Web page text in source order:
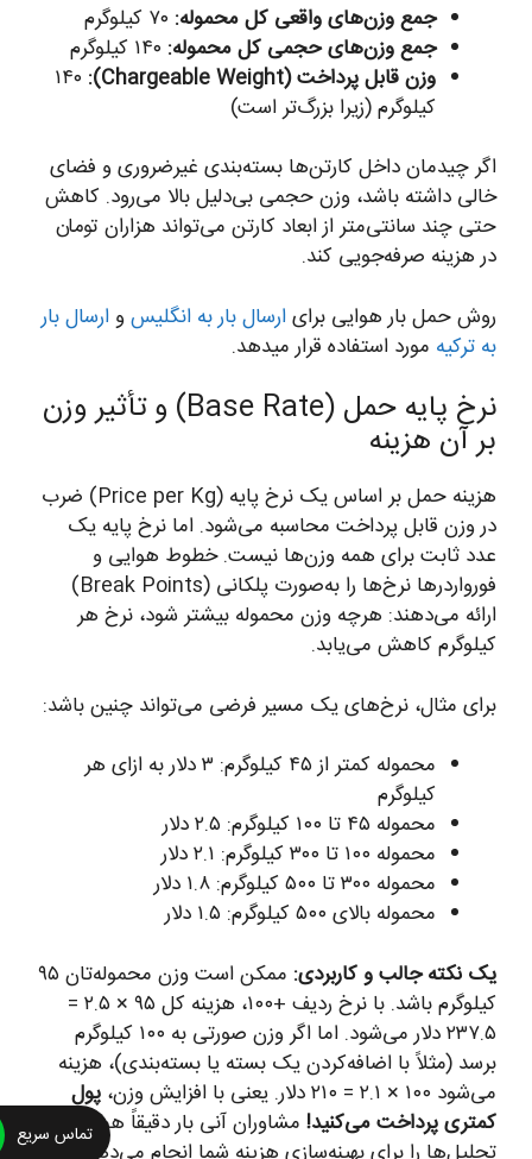
جمع وزن‌های واقعی کل محموله:۷۰ کیلوگرم
جمع وزن‌های حجمی کل محموله:۱۴۰ کیلوگرم
وزن قابل پرداخت (Chargeable Weight):
۱۴۰
کیلوگرم (زیرا بزرگ‌تر است)
اگر چیدمان داخل کارتن‌ها بسته‌بندی غیرضروری و فضای
خالی داشته باشد، وزن حجمی بی‌دلیل بالا می‌رود. کاهش
حتی چند سانتی‌متر از ابعاد کارتن می‌تواند هزاران تومان
در هزینه صرفه‌جویی کند.
روش حمل بار هوایی برایارسال بار به انگلیسوارسال بار
به ترکیهمورد استفاده قرار میدهد.
نرخ پایه حمل (Base Rate) و تأثیر وزن
بر آن هزینه
هزینه حمل بر اساس یک نرخ پایه (Price per Kg) ضرب
در وزن قابل پرداخت محاسبه می‌شود. اما نرخ پایه یک
عدد ثابت برای همه وزن‌ها نیست. خطوط هوایی و
فورواردرها نرخ‌ها را به‌صورت پلکانی (Break Points)
ارائه می‌دهند: هرچه وزن محموله بیشتر شود، نرخ هر
کیلوگرم کاهش می‌یابد.
برای مثال، نرخ‌های یک مسیر فرضی می‌تواند چنین باشد:
محموله کمتر از ۴۵ کیلوگرم: ۳ دلار به ازای هر
کیلوگرم
محموله ۴۵ تا ۱۰۰ کیلوگرم: ۲.۵ دلار
محموله ۱۰۰ تا ۳۰۰ کیلوگرم: ۲.۱ دلار
محموله ۳۰۰ تا ۵۰۰ کیلوگرم: ۱.۸ دلار
محموله بالای ۵۰۰ کیلوگرم: ۱.۵ دلار
یک نکته جالب و کاربردی:
ممکن است وزن محموله‌تان ۹۵
کیلوگرم باشد. با نرخ ردیف +۱۰۰، هزینه کل ۹۵ × ۲.۵ =
۲۳۷.۵ دلار می‌شود. اما اگر وزن صورتی به ۱۰۰ کیلوگرم
برسد (مثلاً با اضافه‌کردن یک بسته یا بسته‌بندی)، هزینه
می‌شود ۱۰۰ × ۲.۱ = ۲۱۰ دلار. یعنی با افزایش وزن،
پول
کمتری پرداخت می‌کنید!مشاوران آنی بار دقیقاً همینتماس سریع